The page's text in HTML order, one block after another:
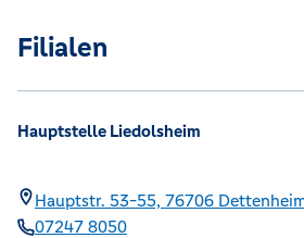
Filialen
Hauptstelle Liedolsheim
Hauptstr. 53-55, 76706
07247 8050